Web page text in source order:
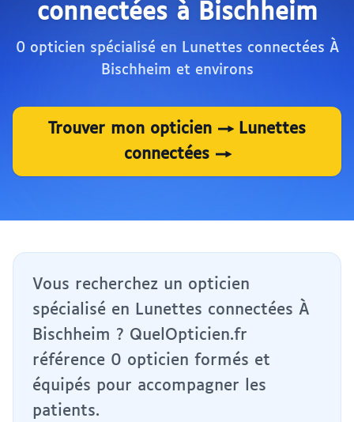
connectées à Bischheim
0 opticien spécialisé en Lunettes connectées À
Bischheim et environs
Trouver mon opticien → Lunettes
connectées →
Vous recherchez un opticien
spécialisé en Lunettes connectées À
Bischheim ? QuelOpticien.fr
référence 0 opticien formés et
équipés pour accompagner les
patients.